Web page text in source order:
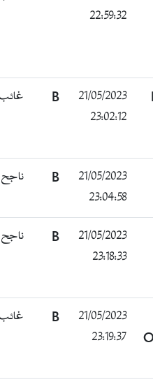
22:59:32
21/05/2023
23:02:12
غائب
21/05/2023
23:04:58
ناجح
21/05/2023
23:18:33
ناجح
21/05/2023
23:19:37
غائب